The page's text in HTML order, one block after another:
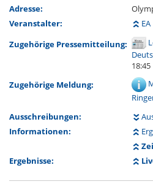
Adresse:
Veranstalter:
EA
Zugehörige Pressemitteilung:
18:45
Zugehörige Meldung:
Ausschreibungen:
Informationen:
Ergebnisse: